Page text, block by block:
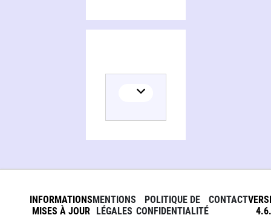
INFORMATIONS
MISES À JOUR
MENTIONS
LÉGALES
POLITIQUE DE
CONFIDENTIALITÉ
CONTACT